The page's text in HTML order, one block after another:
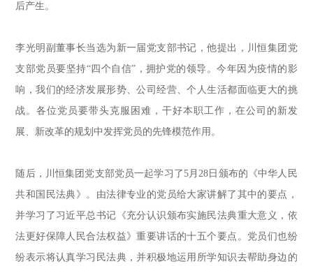
后产生。
李光明副董事长当选为 新一届党支部书记 ，他提出，川恒集团党
支部党员要坚持“四个自信” ，拥护党的领导。今年因为疫情的影
响，我们的经济发展形势、公司经营、个人生活都面临更大的挑
战。各位党员要带头克服困难，干好本职工作，在公司的新发
展、新改革的规划中发挥党员的先锋模范作用。
随后，川恒集团党支部党员一起学习了5月28日颁布的《中华人民
共和国民法典》 。 由法律专业的党员给大家讲解了其中的要点，
并学习了习近平总书记《充分认识颁布实施民法典重大意义，依
法更好保障人民合法权益》重要讲话的十五个要点。党员们也纷
纷表示将认真学习民法典，并积极地运用所学知识去帮助身边的